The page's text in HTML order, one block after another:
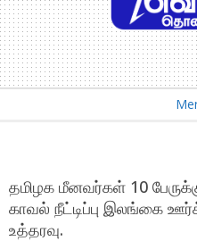
தமிழக மீனவர்கள் 10
காவல் நீட்டிப்பு இலங்கை
உத்தரவு.